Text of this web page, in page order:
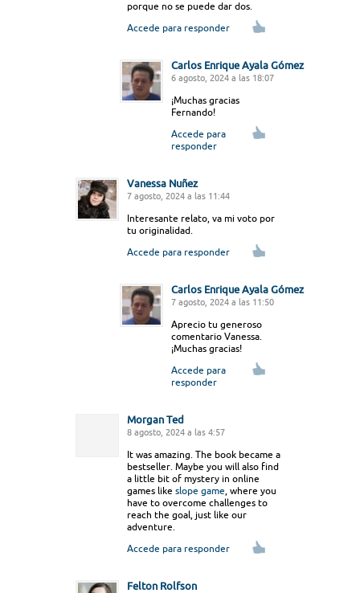
porque no se puede dar dos.
Accede para responder
Carlos Enrique Ayala Gómez
6 agosto, 2024 a las 18:07
¡Muchas gracias
Fernando!
Accede para
responder
Vanessa Nuñez
7 agosto, 2024 a las 11:44
Interesante relato, va mi voto por
tu originalidad.
Accede para responder
Carlos Enrique Ayala Gómez
7 agosto, 2024 a las 11:50
Aprecio tu generoso
comentario Vanessa.
¡Muchas gracias!
Accede para
responder
Morgan Ted
8 agosto, 2024 a las 4:57
It was amazing. The book became a
bestseller. Maybe you will also find
a little bit of mystery in online
games like slope game , where you
have to overcome challenges to
reach the goal, just like our
adventure.
Accede para responder
Felton Rolfson